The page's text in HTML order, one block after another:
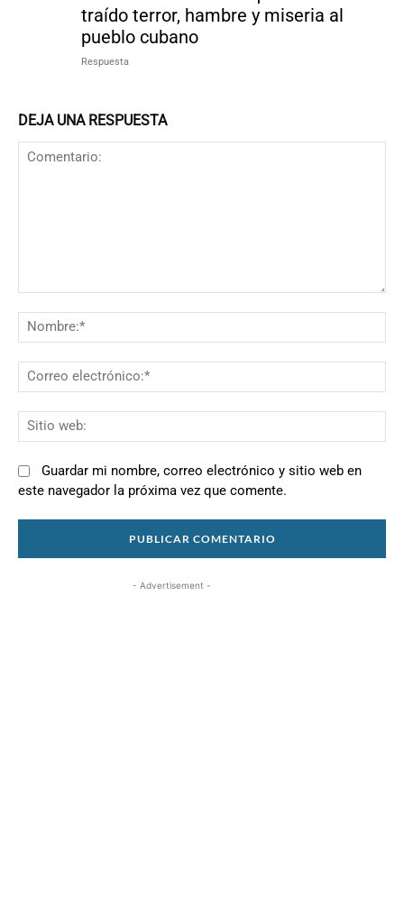
traído terror, hambre y miseria al
pueblo cubano
Respuesta
DEJA UNA RESPUESTA
Guardar mi nombre, correo electrónico y sitio web en
este navegador la próxima vez que comente.
- Advertisement -